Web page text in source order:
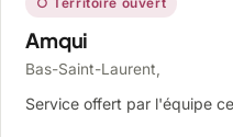
○ Territoire ouvert
Amqui
Bas-Saint-Laurent,
Service offert par l'équipe